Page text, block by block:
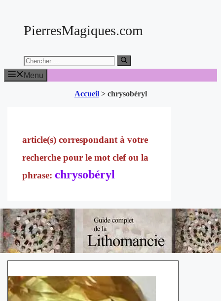
contenuPierresMagiques.com
Chercher:
Menu
Accueil> chrysobéryl
chrysobéryl